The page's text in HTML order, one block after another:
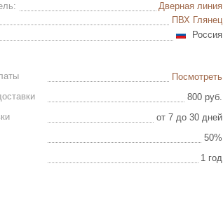
Дверная линия
ПВХ Глянец
Россия
Посмотреть
800 руб.
от 7 до 30 дней
50%
1 год